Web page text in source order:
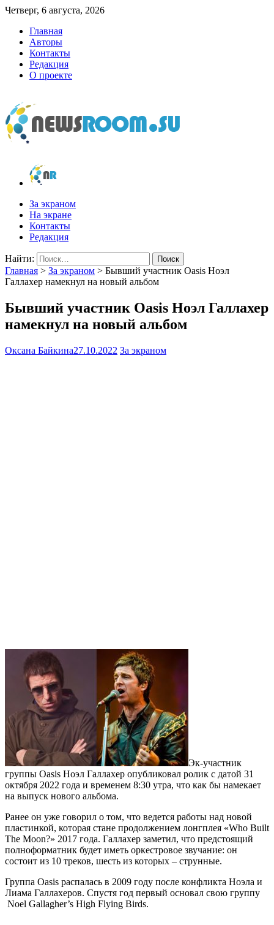
Четверг, 6 августа, 2026
Главная
Авторы
Контакты
Редакция
О проекте
newsroom.su
Новости о новостях
За экраном
На экране
Контакты
Редакция
Найти:
Главная > За экраном > Бывший участник Oasis Ноэл
Галлахер намекнул на новый альбом
Бывший участник Oasis Ноэл Галлахер
намекнул на новый альбом
Оксана Байкина27.10.2022 За экраном
Эк-участник
группы Oasis Ноэл Галлахер опубликовал ролик с датой 31
октября 2022 года и временем 8:30 утра, что как бы намекает
на выпуск нового альбома.
Ранее он уже говорил о том, что ведется работы над новой
пластинкой, которая стане продолжением лонгплея «Who Built
The Moon?» 2017 года. Галлахер заметил, что предстоящий
полноформатник будет иметь оркестровое звучание: он
состоит из 10 треков, шесть из которых – струнные.
Группа Oasis распалась в 2009 году после конфликта Ноэла и
Лиама Галлахеров. Спустя год первый основал свою группу
Noel Gallagher’s High Flying Birds.